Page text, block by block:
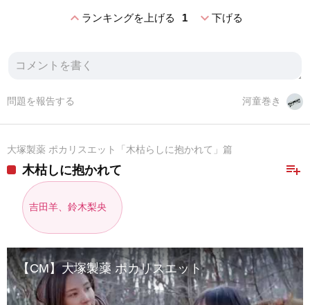
expand_lessランキングを上げる 1 expand_more下げる
河童巻き
問題を報告する
大塚製薬 ポカリスエット「木枯らしに抱かれて」篇
playlist_add
木枯しに抱かれて
吉田羊、鈴木梨央
【CM】大塚製薬 ポカリスエット